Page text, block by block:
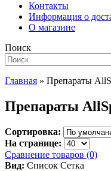
Контакты
Информация о
О магазине
Поиск
Главная » Препараты
Препараты
Сортировка:
На странице:
Сравнение товаров (0)
Вид: Список Сетка